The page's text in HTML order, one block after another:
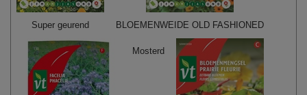
Super geurend BLOEMENWEIDE OLD FASHIONED
Mosterd